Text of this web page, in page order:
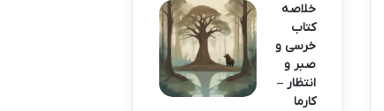
خلاصه
کتاب
خرسی و
صبر و
انتظار –
کارما